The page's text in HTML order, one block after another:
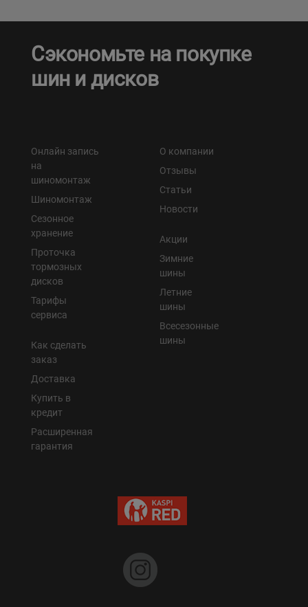
Сэкономьте на покупке
шин и дисков
Онлайн запись
на
шиномонтаж
Шиномонтаж
Сезонное
хранение
Проточка
тормозных
дисков
Тарифы
сервиса
Как сделать
заказ
Доставка
Купить в
кредит
Расширенная
гарантия
О компании
Отзывы
Статьи
Новости
Акции
Зимние
шины
Летние
шины
Всесезонные
шины